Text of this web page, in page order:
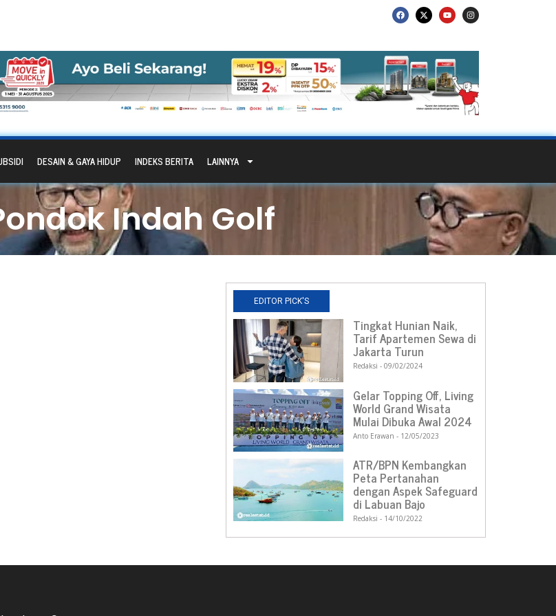
DESAIN & GAYA HIDUP INDEKS BERITA LAINNYA
Indah Golf
EDITOR PICK'S
Tingkat Hunian Naik,
Tarif Apartemen Sewa di
Jakarta Turun
Redaksi 09/02/2024
Gelar Topping Off, Living
World Grand Wisata
Mulai Dibuka Awal 2024
Anto Erawan 12/05/2023
ATR/BPN Kembangkan
Peta Pertanahan
dengan Aspek Safeguard
di Labuan Bajo
Redaksi 14/10/2022